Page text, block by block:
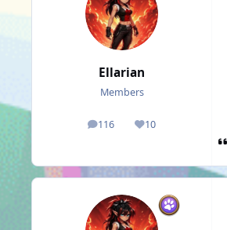
Ellarian
Members
116
posts 10
Reputation